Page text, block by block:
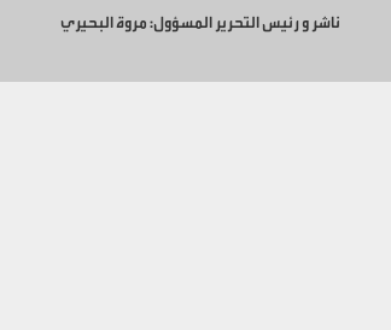
ناشر و رئيس التحرير المسؤول: مروة البحيري